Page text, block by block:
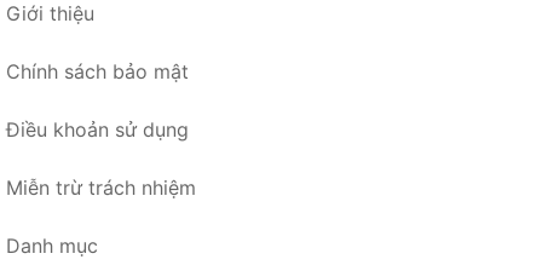
Giới thiệu
Chính sách bảo mật
Điều khoản sử dụng
Miễn trừ trách nhiệm
Danh mục